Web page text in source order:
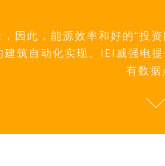
因此，能源效率和好的“投
筑自动化实现。IEI威强电
有数据